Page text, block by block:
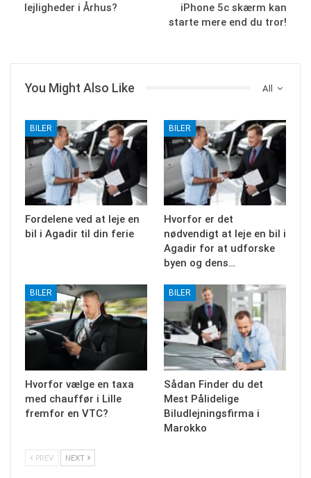
lejligheder i Århus?
iPhone 5c skærm kan
starte mere end du tror!
All
You Might Also Like
BILER
Fordelene ved at leje en
bil i Agadir til din ferie
BILER
Hvorfor er det
nødvendigt at leje en bil i
Agadir for at udforske
byen og dens…
BILER
Hvorfor vælge en taxa
med chauffør i Lille
fremfor en VTC?
BILER
Sådan Finder du det
Mest Pålidelige
Biludlejningsfirma i
Marokko
PREV NEXT